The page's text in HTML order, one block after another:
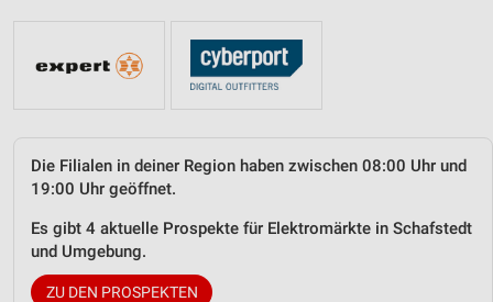
Die Filialen in deiner Region haben zwischen 08:00 Uhr und
19:00 Uhr geöffnet.
Es gibt 4 aktuelle Prospekte für Elektromärkte in Schafstedt
und Umgebung.
ZU DEN PROSPEKTEN